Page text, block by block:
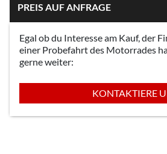
PREIS AUF ANFRAGE
Egal ob du Interesse am Kauf, der
einer Probefahrt des Motorrades
gerne weiter:
KONTAKTIERE